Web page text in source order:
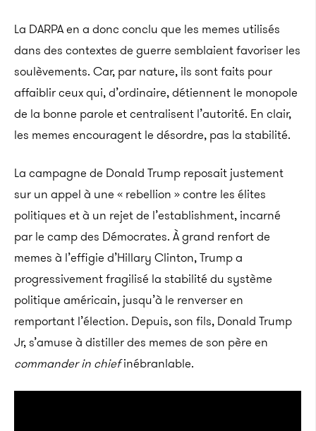
La DARPA en a donc conclu que les memes utilisés
dans des contextes de guerre semblaient favoriser les
soulèvements. Car, par nature, ils sont faits pour
affaiblir ceux qui, d’ordinaire, détiennent le monopole
de la bonne parole et centralisent l’autorité. En clair,
les memes encouragent le désordre, pas la stabilité.
La campagne de Donald Trump reposait justement
sur un appel à une « rebellion » contre les élites
politiques et à un rejet de l’establishment, incarné
par le camp des Démocrates. À grand renfort de
memes à l’effigie d’Hillary Clinton, Trump a
progressivement fragilisé la stabilité du système
politique américain, jusqu’à le renverser en
remportant l’élection. Depuis, son fils, Donald Trump
Jr, s’amuse à distiller des memes de son père en
commander in chiefinébranlable.